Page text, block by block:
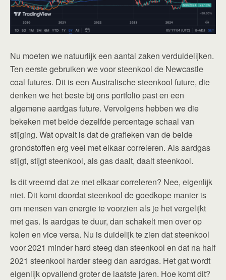
Nu moeten we natuurlijk een aantal zaken verduidelijken.
Ten eerste gebruiken we voor steenkool de Newcastle
coal futures. Dit is een Australische steenkool future, die
denken we het beste bij ons portfolio past en een
algemene aardgas future. Vervolgens hebben we die
bekeken met beide dezelfde percentage schaal van
stijging. Wat opvalt is dat de grafieken van de beide
grondstoffen erg veel met elkaar correleren. Als aardgas
stijgt, stijgt steenkool, als gas daalt, daalt steenkool.
Is dit vreemd dat ze met elkaar correleren? Nee, eigenlijk
niet. Dit komt doordat steenkool de goedkope manier is
om mensen van energie te voorzien als je het vergelijkt
met gas. Is aardgas te duur, dan schakelt men over op
kolen en vice versa. Nu is duidelijk te zien dat steenkool
voor 2021 minder hard steeg dan steenkool en dat na half
2021 steenkool harder steeg dan aardgas. Het gat wordt
eigenlijk opvallend groter de laatste jaren. Hoe komt dit?